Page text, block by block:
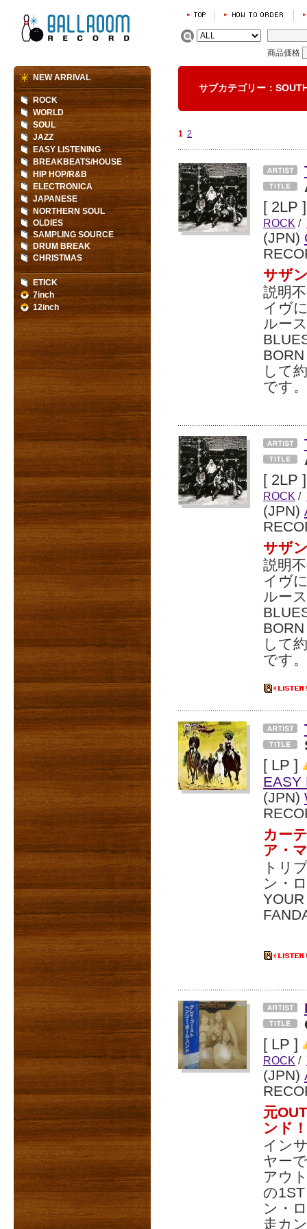
商品価格
サブカテゴリー：
1 2
[ 2LP ]
ROCK /
(JPN)
サザ
説明
イヴ
ルー
して
です
[ 2LP ]
ROCK /
(JPN)
サザ
説明
イヴ
ルー
して
です
[ LP ]
EASY
(JPN)
カー
ア・
トリ
ン・
[ LP ]
ROCK /
(JPN)
元
ンド！
イン
ヤー
アウ
の
ン・
走カ
NEW ARRIVAL
ROCK
WORLD
SOUL
JAZZ
EASY LISTENING
BREAKBEATS/HOUSE
HIP HOP/R&B
ELECTRONICA
JAPANESE
NORTHERN SOUL
OLDIES
SAMPLING SOURCE
DRUM BREAK
CHRISTMAS
ETICK
7inch
12inch